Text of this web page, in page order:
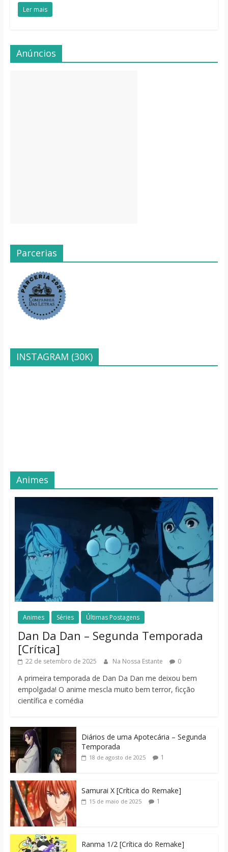
Ler mais
Anúncios
Parcerias
INSTAGRAM (30K)
Animes
Animes Séries Últimas Postagens
Dan Da Dan – Segunda Temporada
[Crítica]
22 de setembro de 2025 Na Nossa Estante 0
A primeira temporada de Dan Da Dan me deixou bem
empolgada! O anime mescla muito bem terror, ficção
científica e comédia
Diários de uma Apotecária – Segunda
Temporada
18 de agosto de 2025 1
Samurai X [Crítica do Remake]
15 de maio de 2025 1
Ranma 1/2 [Crítica do Remake]